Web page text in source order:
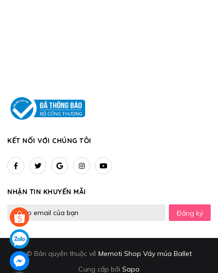
KẾT NỐI VỚI CHÚNG TÔI
NHẬN TIN KHUYẾN MÃI
Đăng ký
© Bản quyền thuộc về Memoti Shop Váy múa Ballet
Cung cấp bởi Sapo